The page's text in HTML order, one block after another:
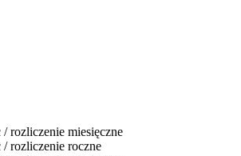
rozliczenie miesięczne
/ rozliczenie roczne